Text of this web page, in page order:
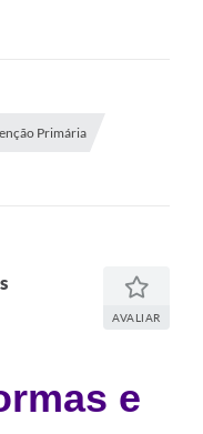
Primária
AVALIAR
e